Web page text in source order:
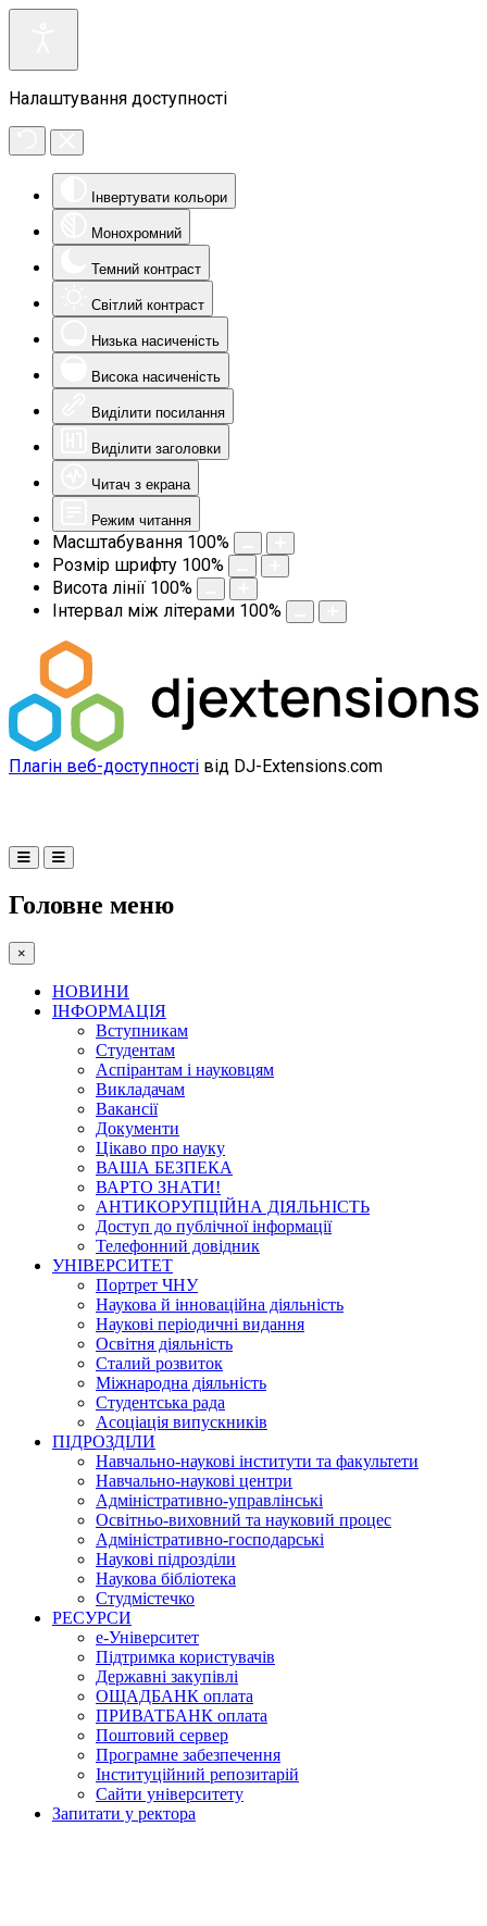
Налаштування доступності
Інвертувати кольори
Монохромний
Темний контраст
Світлий контраст
Низька насиченість
Висока насиченість
Виділити посилання
Виділити заголовки
Читач з екрана
Режим читання
Масштабування 100%
Розмір шрифту 100%
Висота лінії 100%
Інтервал між літерами 100%
Плагін веб-доступності від DJ-Extensions.com
Головне меню
×
НОВИНИ
ІНФОРМАЦІЯ
Вступникам
Студентам
Аспірантам і науковцям
Викладачам
Вакансії
Документи
Цікаво про науку
ВАША БЕЗПЕКА
ВАРТО ЗНАТИ!
АНТИКОРУПЦІЙНА ДІЯЛЬНІСТЬ
Доступ до публічної інформації
Телефонний довідник
УНІВЕРСИТЕТ
Портрет ЧНУ
Наукова й інноваційна діяльність
Наукові періодичні видання
Освітня діяльність
Сталий розвиток
Міжнародна діяльність
Студентська рада
Асоціація випускників
ПІДРОЗДІЛИ
Навчально-наукові інститути та факультети
Навчально-наукові центри
Адміністративно-управлінські
Освітньо-виховний та науковий процес
Адміністративно-господарські
Наукові підрозділи
Наукова бібліотека
Студмістечко
РЕСУРСИ
е-Університет
Підтримка користувачів
Державні закупівлі
ОЩАДБАНК оплата
ПРИВАТБАНК оплата
Поштовий сервер
Програмне забезпечення
Інституційний репозитарій
Сайти університету
Запитати у ректора